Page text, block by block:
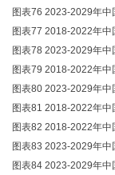
图表76 2023-2029年
图表77 2018-2022年中
图表78 2023-2029年
图表79 2018-2022年中
图表80 2023-2029年
图表81 2018-2022年中
图表82 2018-2022年中
图表83 2023-2029年
图表84 2023-2029年